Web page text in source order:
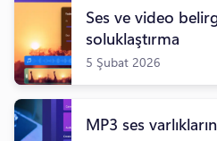
Ses ve video
soluklaştırma
5 Şubat 2026
MP3 ses